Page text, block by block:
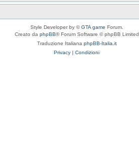
Style Developer by ©GTA game Forum.
Creato da phpBB® Forum Software © phpBB Limited
Traduzione Italiana phpBB-Italia.it
Privacy | Condizioni